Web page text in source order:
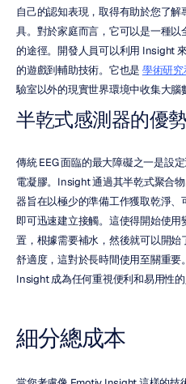
自己的認知表現，取得有助於您了
具。對於家庭而言，它可以是一種
的途徑。開發人員可以利用 Insight
的遊戲到輔助技術。它也是 學術研
驗室以外的現實世界環境中收集大腦
半乾式感測器的優勢
傳統 EEG 面臨的最大障礙之一是設
電凝膠。Insight 通過其半乾式聚合
器旨在以極少的準備工作獲取乾淨
即可迅速建立接觸。這使得開始使
置，根據需要補水，然後就可以開
舒適度，這對於長時間使用至關重
Insight 成為任何重視便利和易用性的
細分總成本